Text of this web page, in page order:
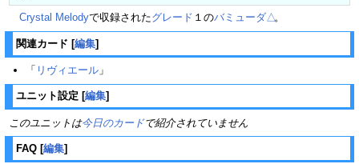
Crystal Melodyで収録されたグレード １のバミューダ△。
関連カード [編集]
「 リヴィエール 」
ユニット設定 [編集]
このユニットは今日のカードで紹介されていません
FAQ [編集]